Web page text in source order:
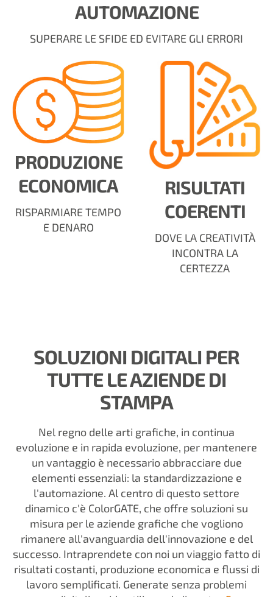
AUTOMAZIONE
SUPERARE LE SFIDE ED EVITARE GLI ERRORI
PRODUZIONE
ECONOMICA
RISPARMIARE TEMPO
E DENARO
RISULTATI
COERENTI
DOVE LA CREATIVITÀ
INCONTRA LA
CERTEZZA
SOLUZIONI DIGITALI PER
TUTTE LE AZIENDE DI
STAMPA
Nel regno delle arti grafiche, in continua
evoluzione e in rapida evoluzione, per mantenere
un vantaggio è necessario abbracciare due
elementi essenziali: la standardizzazione e
l'automazione. Al centro di questo settore
dinamico c'è ColorGATE, che offre soluzioni su
misura per le aziende grafiche che vogliono
rimanere all'avanguardia dell'innovazione e del
successo. Intraprendete con noi un viaggio fatto di
risultati costanti, produzione economica e flussi di
lavoro semplificati. Generate senza problemi